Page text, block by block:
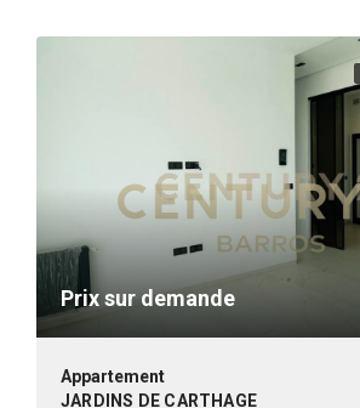
Prix sur demande
Appartement
JARDINS DE CARTHAGE